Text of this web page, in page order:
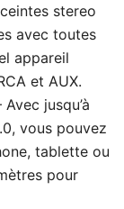
stereo
avec toutes
appareil
et AUX.
jusqu’à
vous pouvez
tablette ou
pour